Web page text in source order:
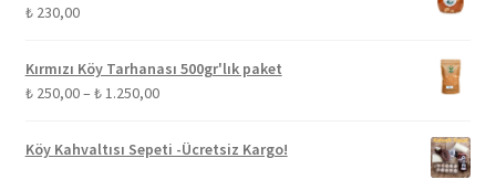
₺230,00
Kırmızı Köy Tarhanası 500gr'lık paket
₺250,00– ₺1.250,00Fiyat
₺ 250,00
Köy Kahvaltısı Sepeti -Ücretsiz Kargo!